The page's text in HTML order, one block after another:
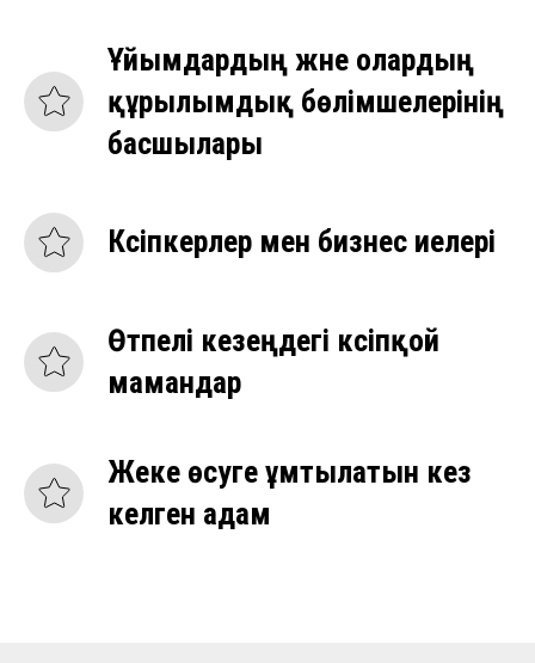
Ұйымдардың және олардың
құрылымдық бөлімшелерінің
басшылары
Кәсіпкерлер мен бизнес иелері
Өтпелі кезеңдегі кәсіпқой
мамандар
Жеке өсуге ұмтылатын кез
келген адам